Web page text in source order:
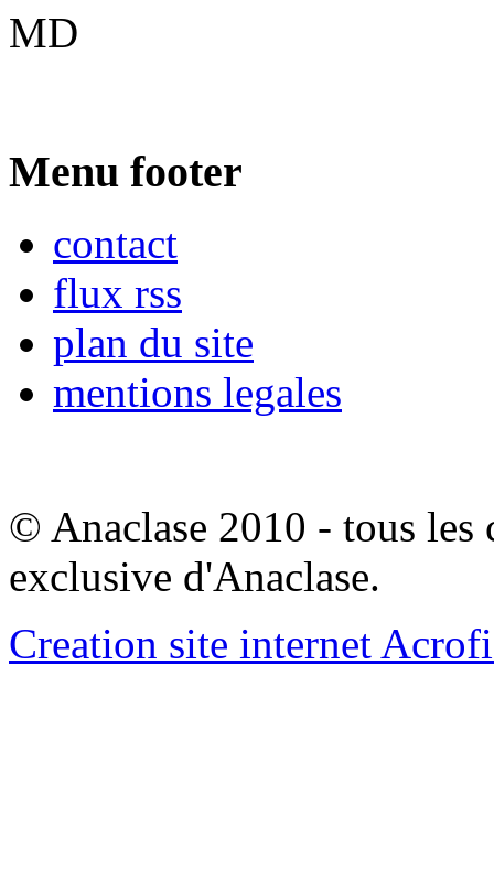
MD
Menu footer
contact
flux rss
plan du site
mentions legales
© Anaclase 2010 - tous les
exclusive d'Anaclase.
Creation site internet